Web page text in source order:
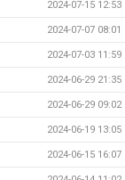
2024-07-15 12:53
2024-07-07 08:01
2024-07-03 11:59
2024-06-29 21:35
2024-06-29 09:02
2024-06-19 13:05
2024-06-15 16:07